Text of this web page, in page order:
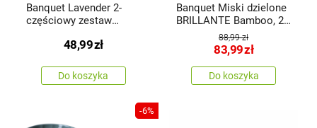
Banquet Lavender 2-
częściowy zestaw
48,99zł
Do koszyka
Banquet Miski dzielone
BRILLANTE Bamboo, 24
x 24 x 18,5 cm
88,99 zł
83,99zł
Do koszyka
-6%